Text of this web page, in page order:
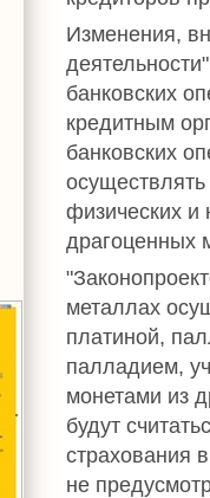
Изменения,
банковских
кредитным
банковских
физических
драгоценных
металлах
платиной,
палладием,
монетами из
будут
страхования
не